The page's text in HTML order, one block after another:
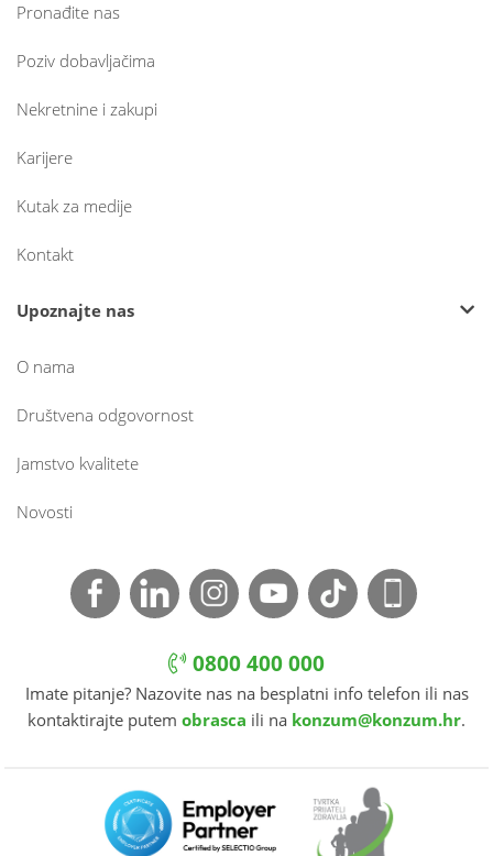
Pronađite nas
Poziv dobavljačima
Nekretnine i zakupi
Karijere
Kutak za medije
Kontakt
Upoznajte nas
O nama
Društvena odgovornost
Jamstvo kvalitete
Novosti
0800 400 000
Imate pitanje? Nazovite nas na besplatni info telefon ili nas
kontaktirajte putem obrasca ili na konzum@konzum.hr.